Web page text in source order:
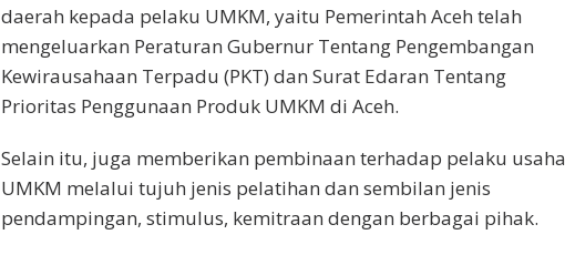
daerah kepada pelaku UMKM, yaitu Pemerintah Aceh telah
mengeluarkan Peraturan Gubernur Tentang Pengembangan
Kewirausahaan Terpadu (PKT) dan Surat Edaran Tentang
Prioritas Penggunaan Produk UMKM di Aceh.
Selain itu, juga memberikan pembinaan terhadap pelaku usaha
UMKM melalui tujuh jenis pelatihan dan sembilan jenis
pendampingan, stimulus, kemitraan dengan berbagai pihak.